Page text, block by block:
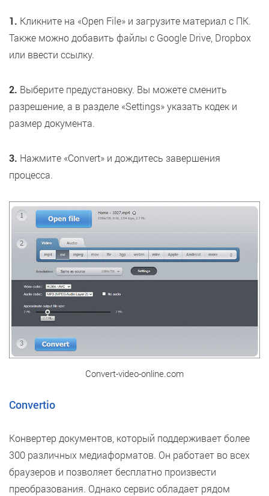
1. Кликните на «Open File» и загрузите материал с ПК.
Также можно добавить файлы с Google Drive, Dropbox
или ввести ссылку.
2. Выберите предустановку. Вы можете сменить
разрешение, а в разделе «Settings» указать кодек и
размер документа.
3. Нажмите «Convert» и дождитесь завершения
процесса.
Convert-video-online.com
Convertio
Конвертер документов, который поддерживает более
300 различных медиаформатов. Он работает во всех
браузеров и позволяет бесплатно произвести
преобразования. Однако сервис обладает рядом